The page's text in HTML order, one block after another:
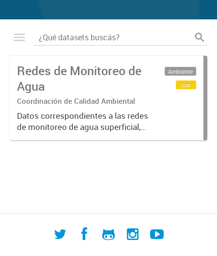
Redes de Monitoreo de
Agua
Coordinación de Calidad Ambiental
Datos correspondientes a las redes
de monitoreo de agua superficial,
subterránea y humedales (cuerpos
Ambiente
csv